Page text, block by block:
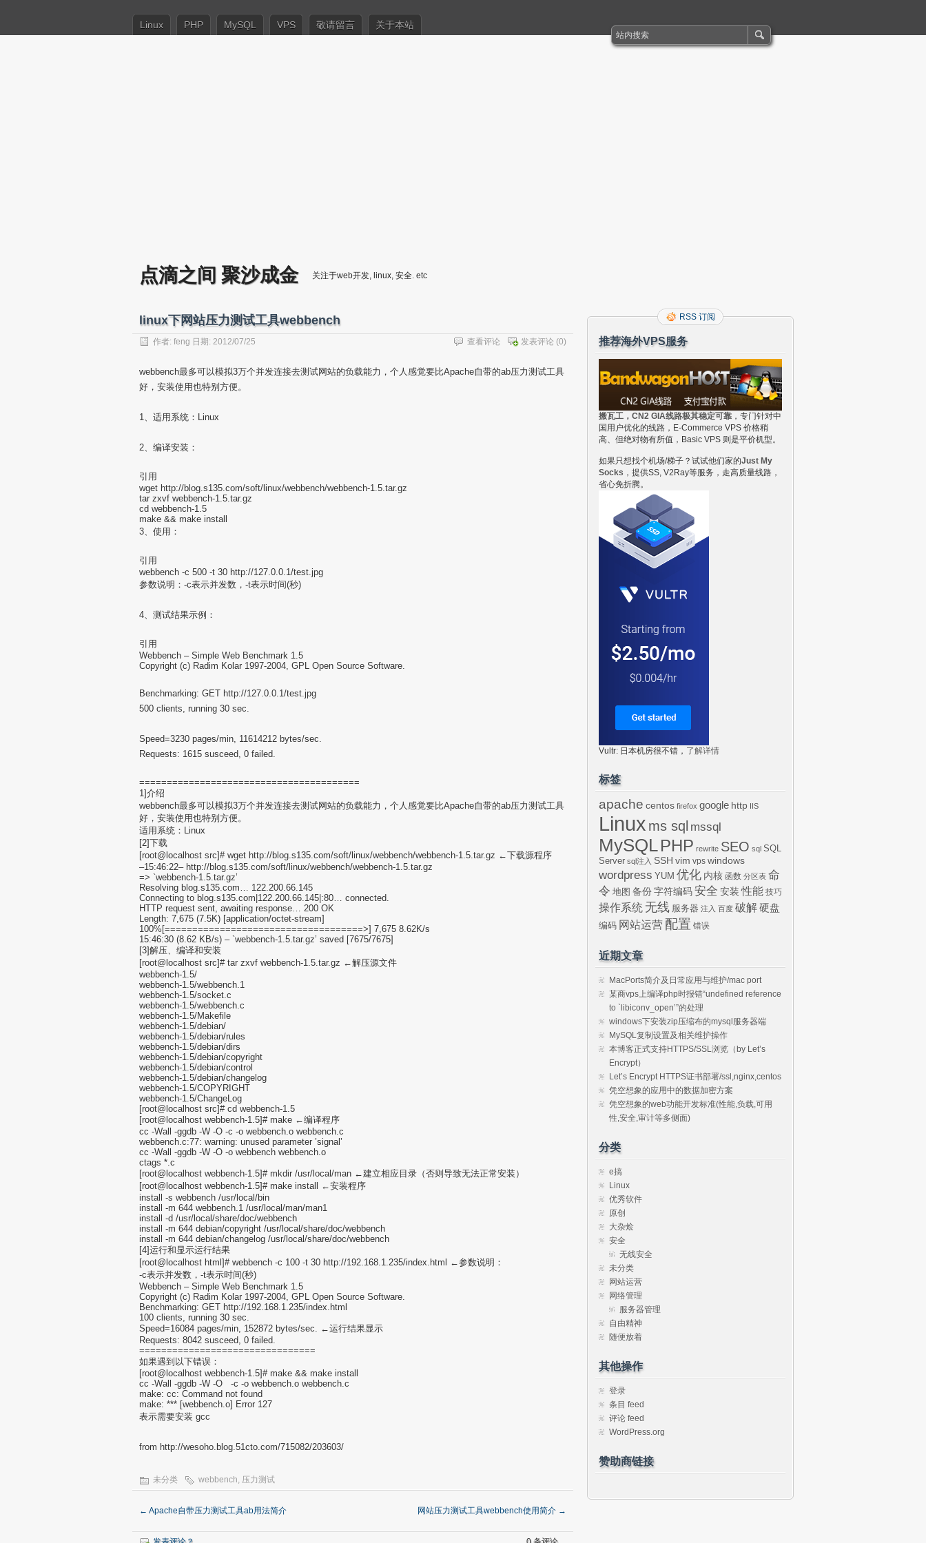
Linux PHP MySQL VPS 敬请留言 关于本站
点滴之间 聚沙成金 关注于web开发, linux, 安全. etc
linux下网站压力测试工具webbench
作者: feng 日期: 2012/07/25 发表评论 (0)
查看评论
webbench最多可以模拟3万个并发连接去测试网站的负载能力，个人感觉要比Apache自带的ab压力测试工具
好，安装使用也特别方便。
1、适用系统：Linux
2、编译安装：
引用
wget http://blog.s135.com/soft/linux/webbench/webbench-1.5.tar.gz
tar zxvf webbench-1.5.tar.gz
cd webbench-1.5
make && make install
3、使用：
引用
webbench -c 500 -t 30 http://127.0.0.1/test.jpg
参数说明：-c表示并发数，-t表示时间(秒)
4、测试结果示例：
引用
Webbench – Simple Web Benchmark 1.5
Copyright (c) Radim Kolar 1997-2004, GPL Open Source Software.
Benchmarking: GET http://127.0.0.1/test.jpg
500 clients, running 30 sec.
Speed=3230 pages/min, 11614212 bytes/sec.
Requests: 1615 susceed, 0 failed.
========================================
1]介绍
webbench最多可以模拟3万个并发连接去测试网站的负载能力，个人感觉要比Apache自带的ab压力测试工具
好，安装使用也特别方便。
适用系统：Linux
[2]下载
[root@localhost src]# wget http://blog.s135.com/soft/linux/webbench/webbench-1.5.tar.gz ←下载源程序
–15:46:22– http://blog.s135.com/soft/linux/webbench/webbench-1.5.tar.gz
=> `webbench-1.5.tar.gz’
Resolving blog.s135.com… 122.200.66.145
Connecting to blog.s135.com|122.200.66.145|:80… connected.
HTTP request sent, awaiting response… 200 OK
Length: 7,675 (7.5K) [application/octet-stream]
100%[====================================>] 7,675 8.62K/s
15:46:30 (8.62 KB/s) – `webbench-1.5.tar.gz’ saved [7675/7675]
[3]解压、编译和安装
[root@localhost src]# tar zxvf webbench-1.5.tar.gz ←解压源文件
webbench-1.5/
webbench-1.5/webbench.1
webbench-1.5/socket.c
webbench-1.5/webbench.c
webbench-1.5/Makefile
webbench-1.5/debian/
webbench-1.5/debian/rules
webbench-1.5/debian/dirs
webbench-1.5/debian/copyright
webbench-1.5/debian/control
webbench-1.5/debian/changelog
webbench-1.5/COPYRIGHT
webbench-1.5/ChangeLog
[root@localhost src]# cd webbench-1.5
[root@localhost webbench-1.5]# make ←编译程序
cc -Wall -ggdb -W -O -c -o webbench.o webbench.c
webbench.c:77: warning: unused parameter ’signal’
cc -Wall -ggdb -W -O -o webbench webbench.o
ctags *.c
[root@localhost webbench-1.5]# mkdir /usr/local/man ←建立相应目录（否则导致无法正常安装）
[root@localhost webbench-1.5]# make install ←安装程序
install -s webbench /usr/local/bin
install -m 644 webbench.1 /usr/local/man/man1
install -d /usr/local/share/doc/webbench
install -m 644 debian/copyright /usr/local/share/doc/webbench
install -m 644 debian/changelog /usr/local/share/doc/webbench
[4]运行和显示运行结果
[root@localhost html]# webbench -c 100 -t 30 http://192.168.1.235/index.html ←参数说明：
-c表示并发数，-t表示时间(秒)
Webbench – Simple Web Benchmark 1.5
Copyright (c) Radim Kolar 1997-2004, GPL Open Source Software.
Benchmarking: GET http://192.168.1.235/index.html
100 clients, running 30 sec.
Speed=16084 pages/min, 152872 bytes/sec. ←运行结果显示
Requests: 8042 susceed, 0 failed.
================================
如果遇到以下错误：
[root@localhost webbench-1.5]# make && make install
cc -Wall -ggdb -W -O -c -o webbench.o webbench.c
make: cc: Command not found
make: *** [webbench.o] Error 127
表示需要安装 gcc
from http://wesoho.blog.51cto.com/715082/203603/
未分类 webbench, 压力测试
← Apache自带压力测试工具ab用法简介 网站压力测试工具webbench使用简介 →
RSS 订阅
推荐海外VPS服务
搬瓦工，CN2 GIA线路极其稳定可靠 ，专门针对中
国用户优化的线路，E-Commerce VPS 价格稍
高、但绝对物有所值，Basic VPS 则是平价机型。
如果只想找个机场/梯子？试试他们家的Just My
Socks ，提供SS, V2Ray等服务，走高质量线路，
省心免折腾。
Vultr: 日本机房很不错， 了解详情
标签
apache centos firefox google http IIS
Linux ms sql mssql
MySQLPHP rewrite SEO sql SQL
Server sql注入 SSH vim vps windows
wordpress YUM 优化 内核 函数 分区表 命
令 地图 备份 字符编码 安全 安装 性能 技巧
操作系统 无线 服务器 注入 百度 破解硬盘
编码 网站运营 配置 错误
近期文章
MacPorts简介及日常应用与维护/mac port
某商vps上编译php时报错“undefined reference
to `libiconv_open’”的处理
windows下安装zip压缩布的mysql服务器端
MySQL复制设置及相关维护操作
本博客正式支持HTTPS/SSL浏览（by Let’s
Encrypt）
Let’s Encrypt HTTPS证书部署/ssl,nginx,centos
凭空想象的应用中的数据加密方案
凭空想象的web功能开发标准(性能,负载,可用
性,安全,审计等多侧面)
分类
e搞
Linux
优秀软件
原创
大杂烩
安全
无线安全
未分类
网站运营
网络管理
服务器管理
自由精神
随便放着
其他操作
登录
条目 feed
评论 feed
WordPress.org
赞助商链接